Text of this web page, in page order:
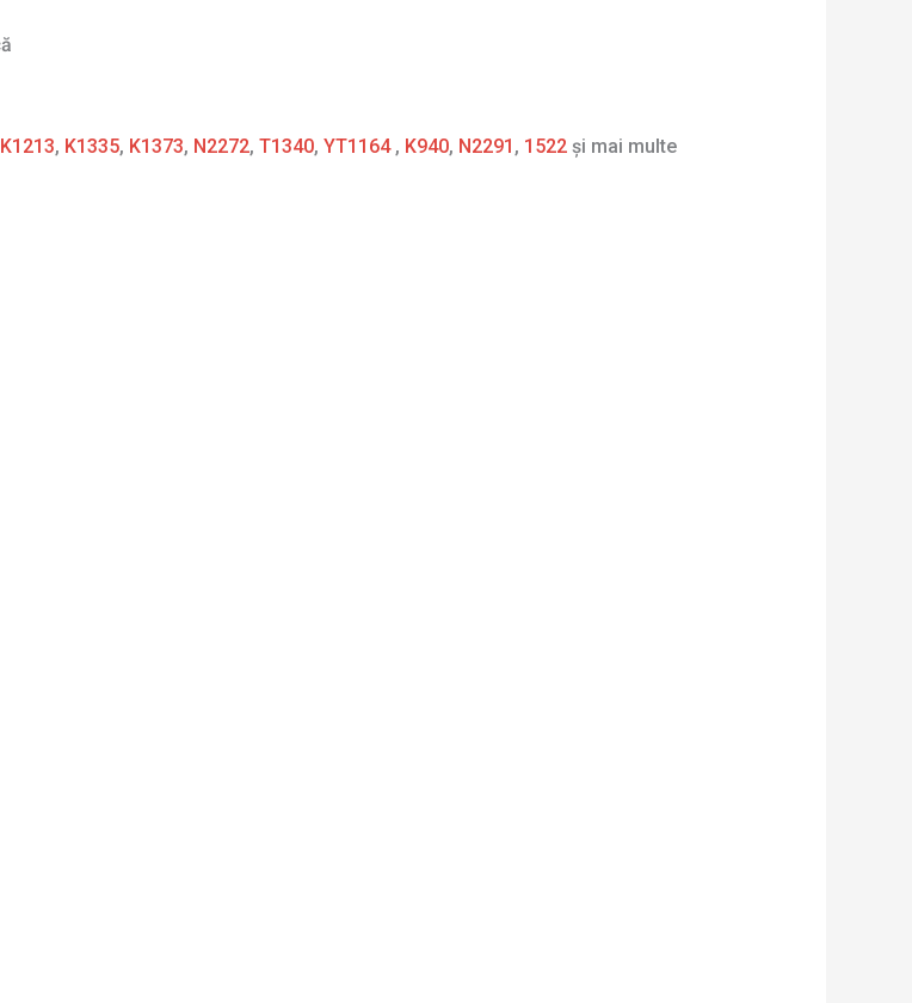
K1213, K1335, K1373, N2272, T1340, YT1164, K940, N2291 , 1522 și mai multe